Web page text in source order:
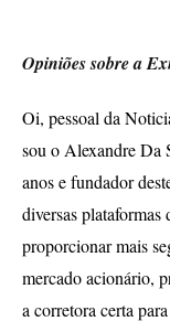
Opiniões sobre a
Oi, pessoal da
sou o Alexandre Da
anos e fundador
diversas
proporcionar mais
mercado acionário,
a corretora certa